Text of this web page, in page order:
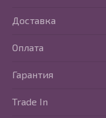
Доставка
Оплата
Гарантия
Trade In